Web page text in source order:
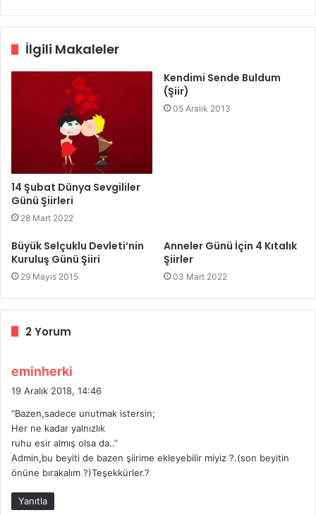
İlgili Makaleler
14 Şubat Dünya Sevgililer
Günü Şiirleri
28 Mart 2022
Kendimi Sende Buldum
(Şiir)
05 Aralık 2013
Büyük Selçuklu Devleti’nin
Kuruluş Günü Şiiri
29 Mayıs 2015
Anneler Günü İçin 4 Kıtalık
Şiirler
03 Mart 2022
2 Yorum
eminherki
i
k
i
19 Aralık 2018, 14:46
“Bazen,sadece unutmak istersin;
Her ne kadar yalnızlık
ruhu esir almış olsa da..”
Admin,bu beyiti de bazen şiirime ekleyebilir miyiz ?.(son beyitin
önüne bırakalım ?)Teşekkürler.?
Yanıtla